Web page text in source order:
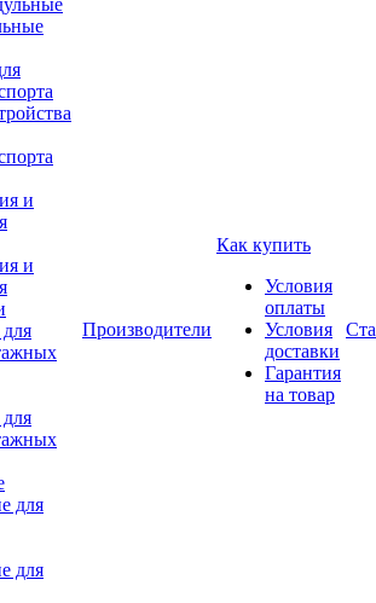
и
для
Производители
Как купить
Условия
оплаты
Условия
доставки
Гарантия
на товар